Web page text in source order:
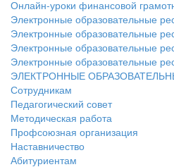
Онлайн-уроки финансовой
Электронные образовательные
Электронные образовательные
Электронные образовательные
Электронные образовательные
ЭЛЕКТРОННЫЕ
Сотрудникам
Педагогический совет
Методическая работа
Профсоюзная организация
Наставничество
Абитуриентам